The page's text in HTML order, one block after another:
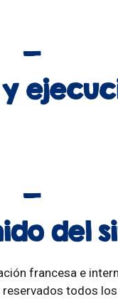
del
francesa e
todos